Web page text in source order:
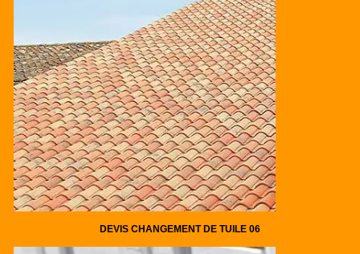
DEVIS CHANGEMENT DE TUILE 06